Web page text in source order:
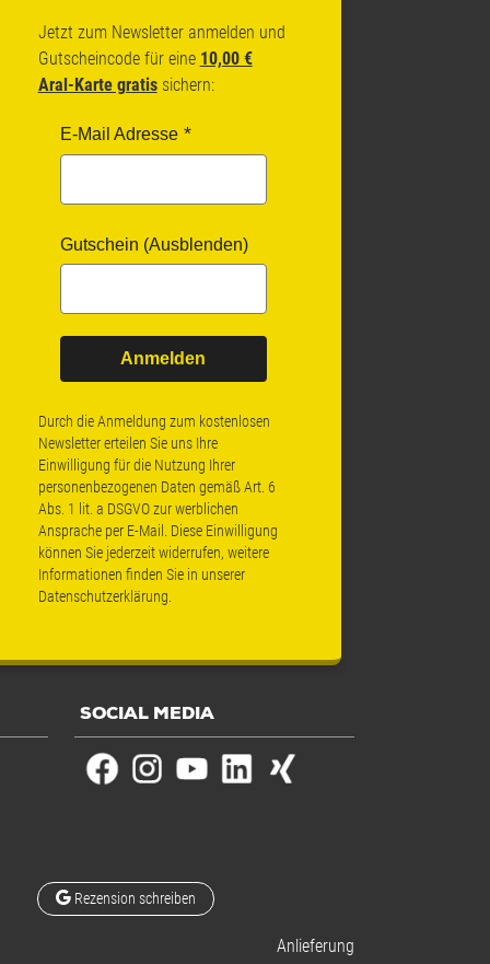
Jetzt zum Newsletter anmelden und
Gutscheincode für eine 10,00 €
Aral-Karte gratissichern:
E-Mail Adresse
Gutschein (Ausblenden)
Anmelden
Durch die Anmeldung zum kostenlosen
Newsletter erteilen Sie uns Ihre
Einwilligung für die Nutzung Ihrer
personenbezogenen Daten gemäß Art. 6
Abs. 1 lit. a DSGVO zur werblichen
Ansprache per E-Mail. Diese Einwilligung
können Sie jederzeit widerrufen, weitere
Informationen finden Sie in unserer
Datenschutzerklärung
SOCIAL MEDIA
Rezension schreiben
Anlieferung